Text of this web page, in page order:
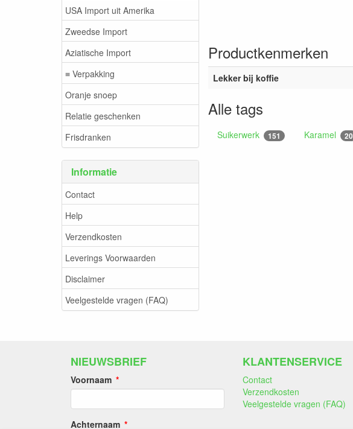
USA Import uit Amerika
Zweedse Import
Aziatische Import
≡ Verpakking
Oranje snoep
Relatie geschenken
Frisdranken
Informatie
Contact
Help
Verzendkosten
Leverings Voorwaarden
Disclaimer
Veelgestelde vragen (FAQ)
Productkenmerken
Lekker bij koffie
Alle tags
Suikerwerk 151 Karamel 20
NIEUWSBRIEF
Voornaam
Achternaam
KLANTENSERVICE
Contact
Verzendkosten
Veelgestelde vragen (FAQ)